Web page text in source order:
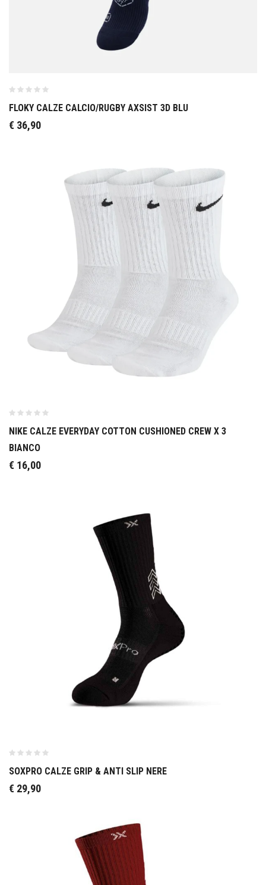
FLOKY CALZE CALCIO/RUGBY AXSIST 3D BLU
€ 36,90
NIKE CALZE EVERYDAY COTTON CUSHIONED CREW X 3
BIANCO
€ 16,00
SOXPRO CALZE GRIP & ANTI SLIP NERE
€ 29,90